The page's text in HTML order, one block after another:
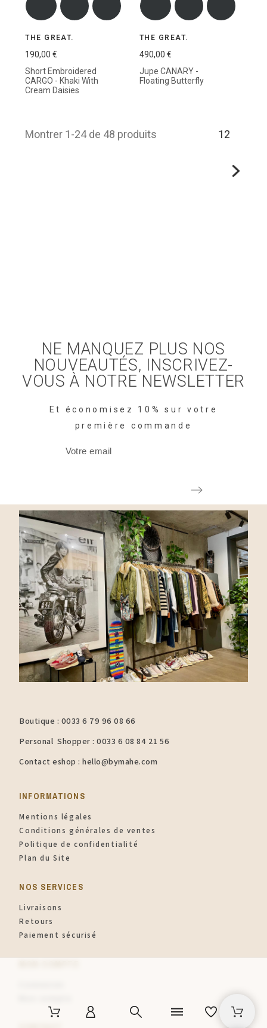
THE GREAT.
Short Embroidered
CARGO - Khaki With
Cream Daisies
190,00 €
THE GREAT.
Jupe CANARY -
Floating Butterfly
490,00 €
Montrer 1-24 de 48 produits 12
NE MANQUEZ PLUS NOS
NOUVEAUTÉS, INSCRIVEZ-
VOUS À NOTRE NEWSLETTER
Et économisez 10% sur votre
première commande
Boutique : 0033 6 79 96 08 66
Personal Shopper : 0033 6 08 84 21 56
Contact eshop : hello@bymahe.com
INFORMATIONS​
Mentions légales
Conditions générales de ventes
Politique de confidentialité
Plan du Site
NOS SERVICES
Livraisons
Retours
Paiement sécurisé